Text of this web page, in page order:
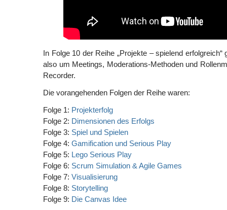
In Folge 10 der Reihe „Projekte – spielend
also um Meetings, Moderations-Methoden und
Recorder.
Die vorangehenden Folgen der Reihe waren:
Folge 1: Projekterfolg
Folge 2: Dimensionen des Erfolgs
Folge 3: Spiel und Spielen
Folge 4: Gamification und Serious Play
Folge 5: Lego Serious Play
Folge 6: Scrum Simulation & Agile Games
Folge 7: Visualisierung
Folge 8: Storytelling
Folge 9: Die Canvas Idee